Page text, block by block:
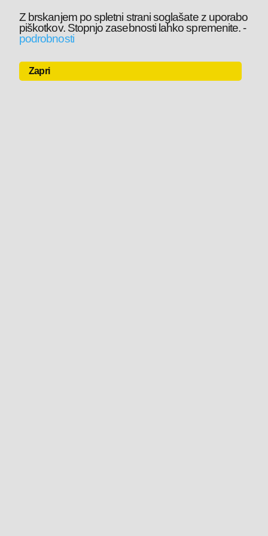
Z brskanjem po spletni strani soglašate z uporabo
piškotkov. Stopnjo zasebnosti lahko spremenite.-
podrobnosti
Zapri